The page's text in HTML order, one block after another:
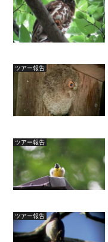
ツアー報告
ツアー報告
ツアー報告